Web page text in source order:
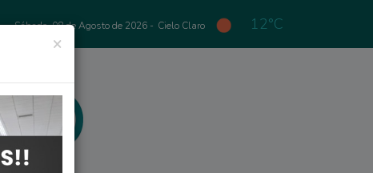
Sábado, 08 de Agosto de 2026 - Cielo Claro 12°C
×